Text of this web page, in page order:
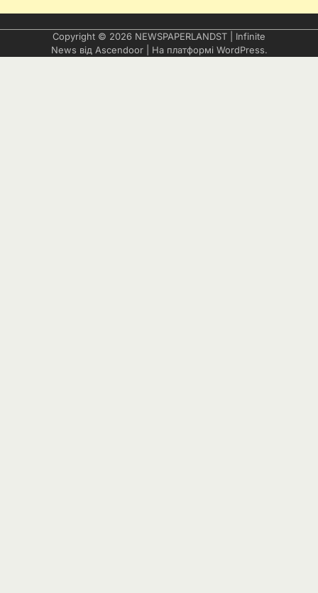
Copyright © 2026 NEWSPAPERLANDST | Infinite
News від Ascendoor| На платформі WordPress.